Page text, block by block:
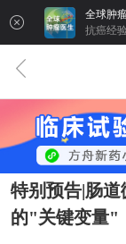
全球肿
抗癌经
特别预告|肠
的"关键变量"